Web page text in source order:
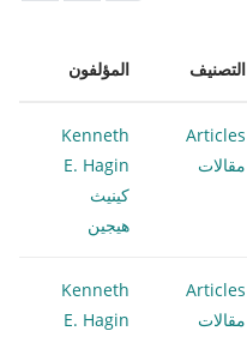
التصنيف المؤلفون
Articles
مقالات
Kenneth
E. Hagin
كينيث
هيجين
Articles
مقالات
Kenneth
E. Hagin